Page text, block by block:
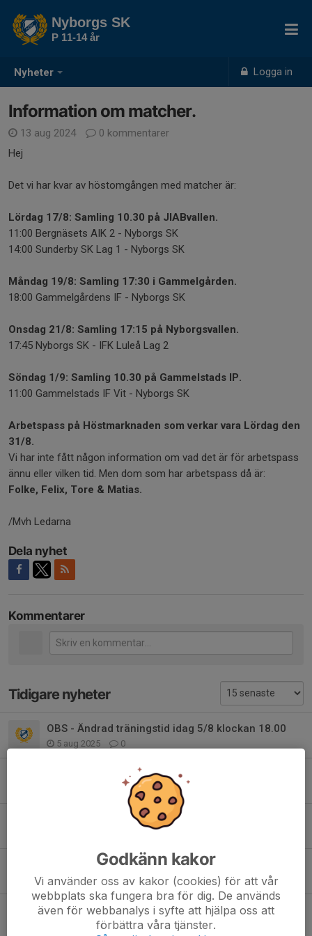
Nyheter Logga in
Nyborgs SK
P 11-14 år
Information om matcher.
13 aug 2024
0 kommentarer
Hej
Det vi har kvar av höstomgången med matcher är:
Lördag 17/8: Samling 10.30 på JIABvallen.
11:00 Bergnäsets AIK 2 - Nyborgs SK
14:00 Sunderby SK Lag 1 - Nyborgs SK
Måndag 19/8: Samling 17:30 i Gammelgården.
18:00 Gammelgårdens IF - Nyborgs SK
Onsdag 21/8: Samling 17:15 på Nyborgsvallen.
17:45 Nyborgs SK - IFK Luleå Lag 2
Söndag 1/9: Samling 10.30 på Gammelstads IP.
11:00 Gammelstads IF Vit - Nyborgs SK
Arbetspass på Höstmarknaden som verkar vara Lördag den
31/8.
Vi har inte fått någon information om vad det är för arbetspass
ännu eller vilken tid. Men dom som har arbetspass då är:
Folke, Felix, Tore & Matias.
/Mvh Ledarna
Dela nyhet
Kommentarer
Tidigare nyheter
OBS - Ändrad träningstid idag 5/8 klockan 18.00
5 aug 2025 0
Träningsstart 5/8
Ingen match måndag 23/6
22 jun 2025 0
Ändrad träningstid tisdagar + match info.
4 jun 2025 0
Godkänn kakor
Vi använder oss av kakor (cookies) för att vår
webbplats ska fungera bra för dig. De används
även för webbanalys i syfte att hjälpa oss att
förbättra våra tjänster.